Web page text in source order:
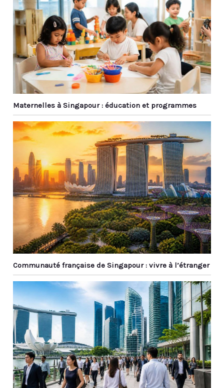
auriculaires Beribes en même temps, ce qui vous
permet de prendre un appel depuis votre téléphone
lorsque vous regardez un film sur votre iPad sans
changer 【Protection après-vente】Le forfait
comprend un casque pliable Deep Bass, un câble
audio de secours de 3,5 mm, un câble de
chargement USB et un manuel d'utilisation. Fournir
30 jours de garantie de retour gratuit et 12 mois de
garantie, un support utilisateur sans souci à vie,
contactez-nous à tout moment si vous avez des
dans les 10 heures Remarque : Les coussinets sont
ou au soleil. En cas de problème, contactez-nous
via Amazon, remplacement garanti.
Maternelles à Singapour : éducation et programmes
Communauté française de Singapour : vivre à l’étranger